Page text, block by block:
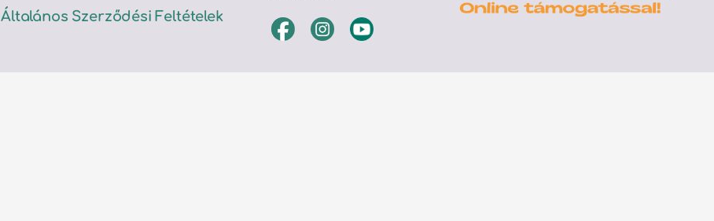
Általános Szerződési Feltételek